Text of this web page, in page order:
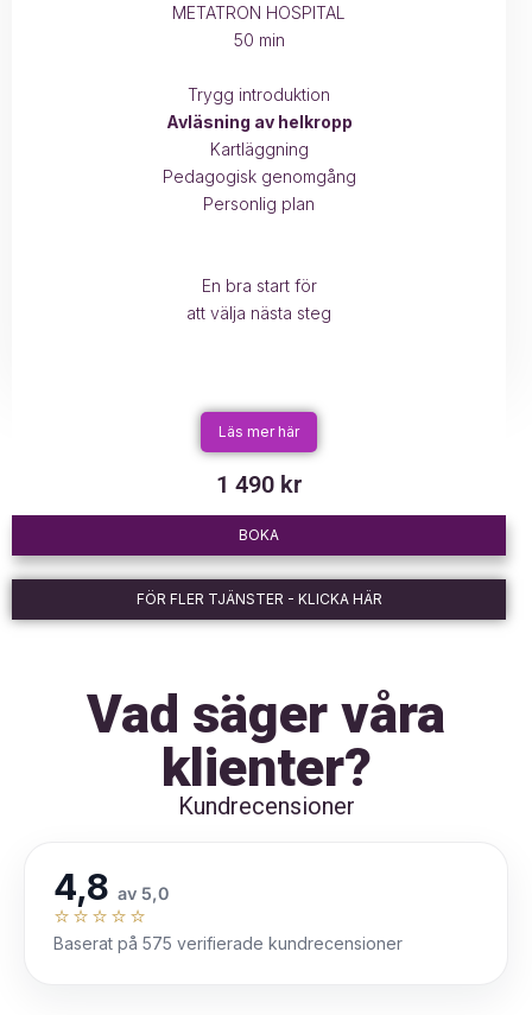
METATRON HOSPITAL
50 min
Trygg introduktion
Avläsning av helkropp
Kartläggning
Pedagogisk genomgång
Personlig plan
En bra start för
att välja nästa steg
Läs mer här
1 490 kr
BOKA
FÖR FLER TJÄNSTER - KLICKA HÄR
Vad säger våra
klienter?
Kundrecensioner
4,8 av 5,0
⭐️⭐️⭐️⭐️⭐️
Baserat på 575 verifierade kundrecensioner